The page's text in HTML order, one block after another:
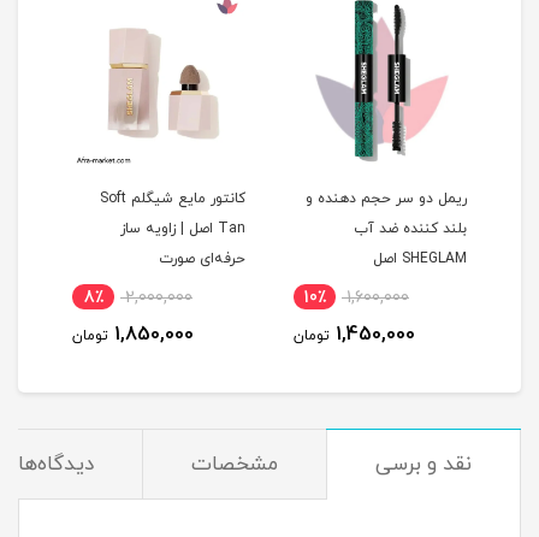
ریمل دو سر حجم دهنده و
بلند کننده ضد آب
SHEGLAM اصل
1,600,000 10٪
1,450,000 تومان
کانتور مایع شیگلم Soft
Tan اصل | زاویه ساز
حرفه‌ای صورت
2,000,000 8٪
1,850,000 تومان
نقد و برسی مشخصات دیدگاه‌ها